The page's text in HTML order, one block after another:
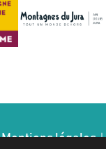
Mentions légales